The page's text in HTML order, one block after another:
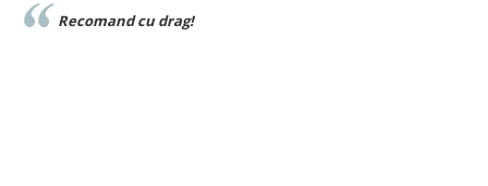
Recomand cu drag!